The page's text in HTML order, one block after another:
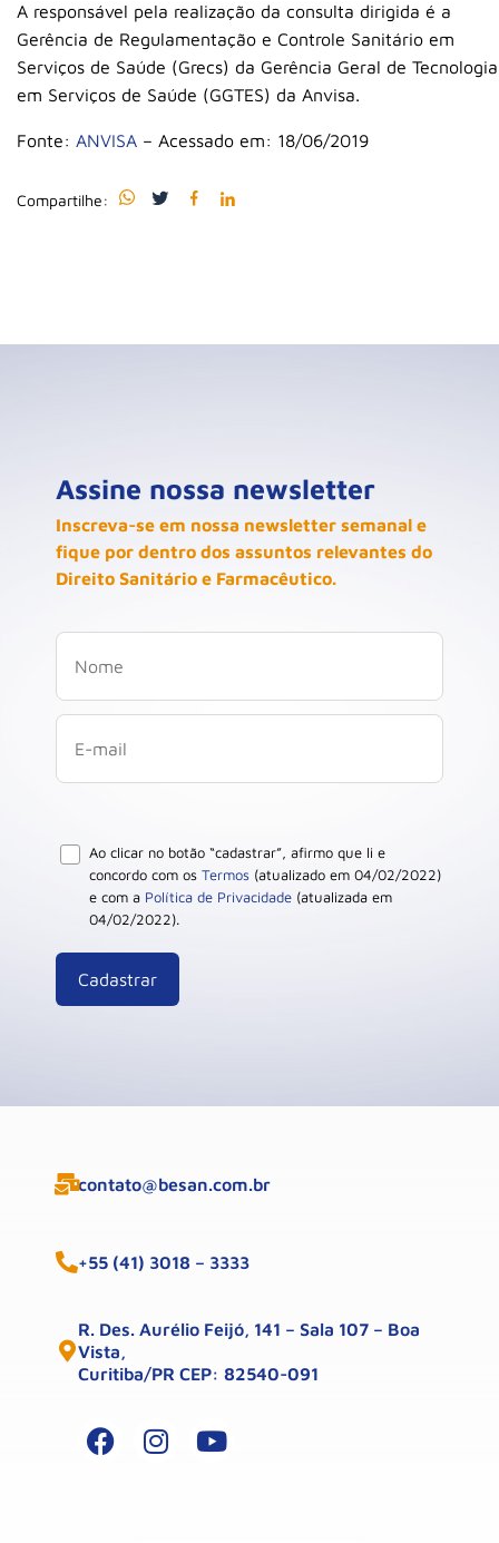
A responsável pela realização da consulta dirigida é a
Gerência de Regulamentação e Controle Sanitário em
Serviços de Saúde (Grecs) da Gerência Geral de Tecnologia
em Serviços de Saúde (GGTES) da Anvisa.
Fonte: ANVISA – Acessado em: 18/06/2019
Compartilhe:
Assine nossa newsletter
Inscreva-se em nossa newsletter semanal e
fique por dentro dos assuntos relevantes do
Direito Sanitário e Farmacêutico.
Ao clicar no botão “cadastrar”, afirmo que li e
concordo com os Termos (atualizado em 04/02/2022)
e com a Política de Privacidade (atualizada em
04/02/2022).
contato@besan.com.br
+55 (41) 3018 – 3333
R. Des. Aurélio Feijó, 141 – Sala 107 – Boa
Vista,
Curitiba/PR CEP: 82540-091